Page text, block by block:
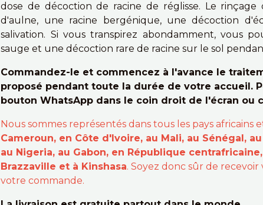
dose de décoction de racine de réglisse. Le
d'aulne, une racine bergénique, une décoction
salivation. Si vous transpirez abondamment, vous
sauge et une décoction rare de racine sur le sol
Commandez-le et commencez à l'avance le
proposé pendant toute la durée de votre accueil.
bouton WhatsApp dans le coin droit de l'écran ou
Nous sommes représentés dans tous les pays africains
Cameroun, en Côte d'Ivoire, au Mali, au Sénégal,
au Nigeria, au Gabon, en République
Brazzaville et à Kinshasa. Soyez donc sûr de
votre commande.